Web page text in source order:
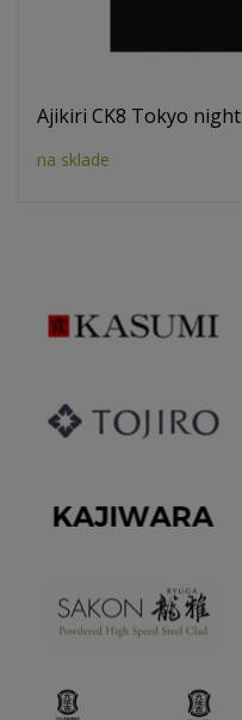
Ajikiri CK8 Tokyo night
na sklade